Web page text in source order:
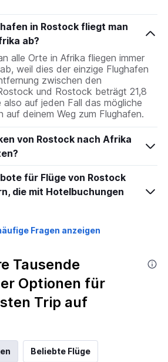
in Rostock fliegt man
ab?
alle Orte in Afrika fliegen immer
weil dies der einzige Flughafen
zwischen den
und Rostock beträgt 21,8
auf jeden Fall das mögliche
auf deinem Weg zum Flughafen.
von Rostock nach Afrika
für Flüge von Rostock
die mit Hotelbuchungen
Fragen anzeigen
Tausende
Optionen für
Trip auf
Beliebte Flüge